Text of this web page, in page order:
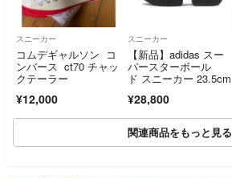
スニーカー
コムデギャルソン コ
ンバース ct70 チャッ
クテーラー
¥12,000
スニーカー
【新品】adidas スー
パースターボール
ド スニーカー 23.5cm
¥28,800
関連商品をもっと見る